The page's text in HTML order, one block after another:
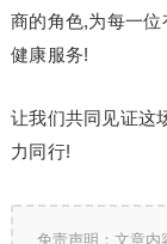
商的角色,为每一
健康服务!
让我们共同见证这
力同行!
免责声明：文章内